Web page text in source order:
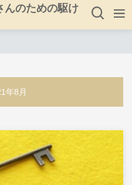
んのための駆け
年8月